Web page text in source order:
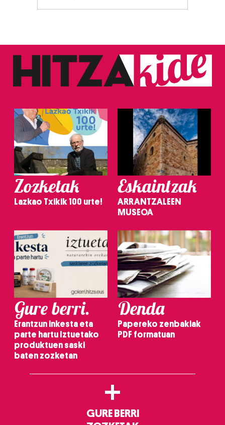
Zozketak
Lazkao Txikik 100 urte!
Eskaintzak
ARRANTZALEEN
MUSEOA
Gure berri.
Erantzun inkesta eta
parte hartu Iztuetako
produktuen saski
baten zozketan
Denda
Papereko zenbakiak
PDF formatuan
+
GURE BERRI